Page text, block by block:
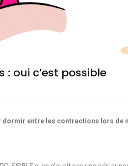
oui c’est possible
dormir entre les contractions lors de